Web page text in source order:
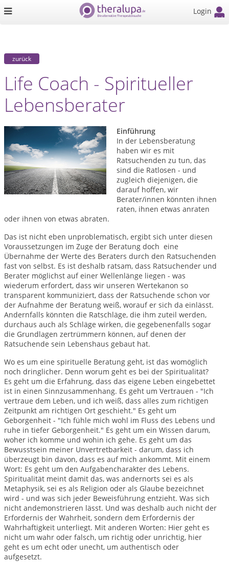
Login
zurück
Life Coach - Spiritueller
Lebensberater
Einführung
In der Lebensberatung
haben wir es mit
Ratsuchenden zu tun, das
sind die Ratlosen - und
zugleich diejenigen, die
darauf hoffen, wir
Berater/innen könnten ihnen
raten, ihnen etwas anraten
oder ihnen von etwas abraten.
Das ist nicht eben unproblematisch, ergibt sich unter diesen
Voraussetzungen im Zuge der Beratung doch eine
Übernahme der Werte des Beraters durch den Ratsuchenden
fast von selbst. Es ist deshalb ratsam, dass Ratsuchender und
Berater möglichst auf einer Wellenlänge liegen - was
wiederum erfordert, dass wir unseren Wertekanon so
transparent kommuniziert, dass der Ratsuchende schon vor
der Aufnahme der Beratung weiß, worauf er sich da einlässt.
Andernfalls könnten die Ratschläge, die ihm zuteil werden,
durchaus auch als Schläge wirken, die gegebenenfalls sogar
die Grundlagen zertrümmern können, auf denen der
Ratsuchende sein Lebenshaus gebaut hat.
Wo es um eine spirituelle Beratung geht, ist das womöglich
noch dringlicher. Denn worum geht es bei der Spiritualität?
Es geht um die Erfahrung, dass das eigene Leben eingebettet
ist in einen Sinnzusammenhang. Es geht um Vertrauen - "Ich
vertraue dem Leben, und ich weiß, dass alles zum richtigen
Zeitpunkt am richtigen Ort geschieht." Es geht um
Geborgenheit - "Ich fühle mich wohl im Fluss des Lebens und
ruhe in tiefer Geborgenheit." Es geht um ein Wissen darum,
woher ich komme und wohin ich gehe. Es geht um das
Bewusstsein meiner Unvertretbarkeit - darum, dass ich
überzeugt bin davon, dass es auf mich ankommt. Mit einem
Wort: Es geht um den Aufgabencharakter des Lebens.
Spiritualität meint damit das, was andernorts sei es als
Metaphysik, sei es als Religion oder als Glaube bezeichnet
wird - und was sich jeder Beweisführung entzieht. Was sich
nicht andemonstrieren lässt. Und was deshalb auch nicht der
Erfordernis der Wahrheit, sondern dem Erfordernis der
Wahrhaftigkeit unterliegt. Mit anderen Worten: Hier geht es
nicht um wahr oder falsch, um richtig oder unrichtig, hier
geht es um echt oder unecht, um authentisch oder
aufgesetzt.